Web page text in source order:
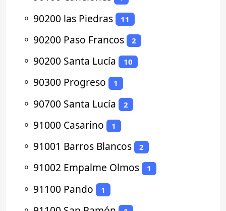
⚬ 90200 las Piedras 11
⚬ 90200 Paso Francos 2
⚬ 90200 Santa Lucía 10
⚬ 90300 Progreso 1
⚬ 90700 Santa Lucía 2
⚬ 91000 Casarino 1
⚬ 91001 Barros Blancos 2
⚬ 91002 Empalme Olmos 1
⚬ 91100 Pando 1